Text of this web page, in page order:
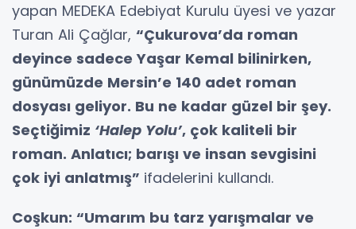
yapan MEDEKA Edebiyat Kurulu üyesi ve yazar
Turan Ali Çağlar, “Çukurova’da roman
deyince sadece Yaşar Kemal bilinirken,
günümüzde Mersin’e 140 adet roman
dosyası geliyor. Bu ne kadar güzel bir şey.
Seçtiğimiz ‘Halep Yolu’, çok kaliteli bir
roman. Anlatıcı; barışı ve insan sevgisini
çok iyi anlatmış” ifadelerini kullandı.
Coşkun: “Umarım bu tarz yarışmalar ve